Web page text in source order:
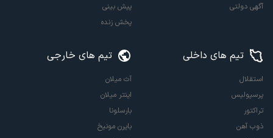
آگهی دولتی
پیش بینی
پخش زنده
تیم های داخلی
استقلال
پرسپولیس
تراکتور
ذوب آهن
تیم های خارجی
آث میلان
اینتر میلان
بارسلونا
بایرن مونیخ